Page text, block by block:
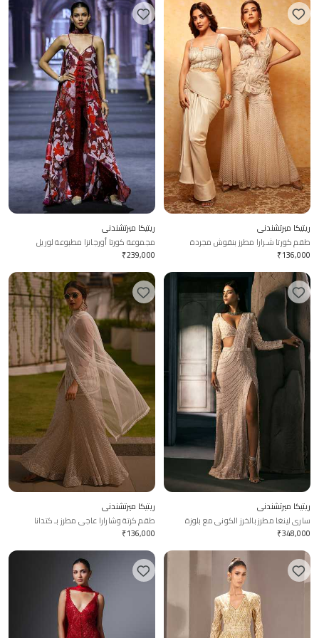
ريتيكا ميرتشندني
طقم كورتا شـرارا مطرز بنقوش مجردة
₹136,000
ريتيكا ميرتشندني
مجموعة كورتا أورجانزا مطبوعة لوريل
₹239,000
ريتيكا ميرتشندني
ساري لينغا مطرز بالخرز الكوني مع بلوزة
₹348,000
ريتيكا ميرتشندني
طقم كرتة وشارارا عاجي مطرز بـ كتدانا
₹136,000